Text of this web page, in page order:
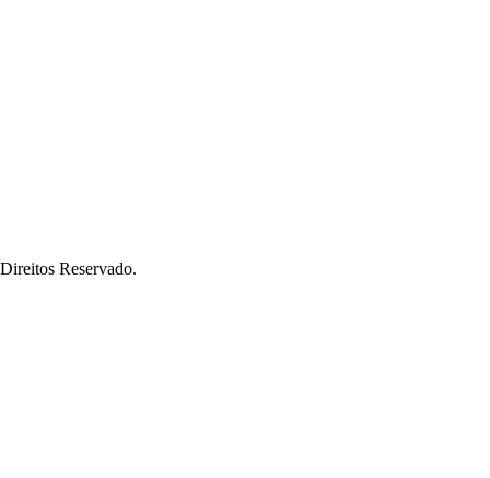
Reservado.